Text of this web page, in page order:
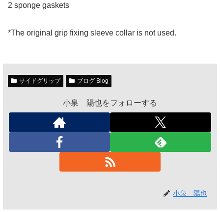
2 sponge gaskets
*The original grip fixing sleeve collar is not used.
サイドグリップ ブログ Blog
小泉 陽也をフォローする
小泉 陽也